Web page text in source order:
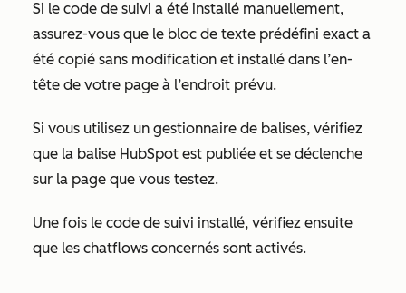
Si le code de suivi a été installé manuellement,
assurez-vous que le bloc de texte prédéfini exact a
été copié sans modification et installé dans l’en-
tête de votre page à l’endroit prévu.
Si vous utilisez un gestionnaire de balises, vérifiez
que la balise HubSpot est publiée et se déclenche
sur la page que vous testez.
Une fois le code de suivi installé, vérifiez ensuite
que les chatflows concernés sont activés.